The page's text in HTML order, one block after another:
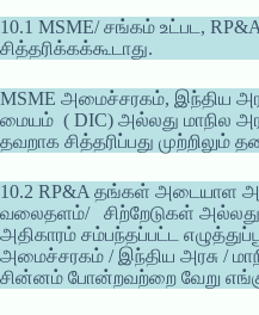
10.1 MSME/ சங்கம் உட்பட,
சித்தரிக்கக்கூடாது.
MSME அமைச்சரகம், இந்திய
மையம் ( DIC) அல்லது மாநில
தவறாக சித்தரிப்பது முற்றிலும்
10.2 RP&A தங்கள் அடையாள
வலைதளம்/ சிற்றேடுகள் அல்லது
அதிகாரம் சம்பந்தப்பட்ட
அமைச்சரகம் / இந்திய அரசு /
சின்னம் போன்றவற்றை வேறு